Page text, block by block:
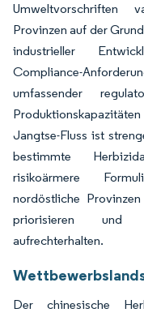
Umweltvorschriften
Provinzen auf der
industrieller
Compliance-
umfassender
Jangtse-Fluss ist
bestimmte
risikoärmere
nordöstliche
priorisieren und
aufrechterhalten.
Der chinesische